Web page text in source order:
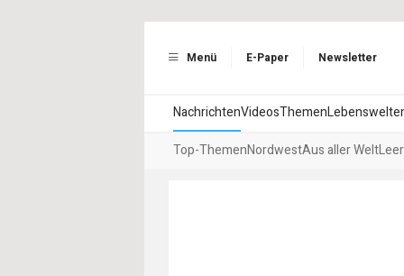
Menü E-Paper Newsletter
NachrichtenVideosThemen
Top-ThemenNordwestAus aller WeltLeer